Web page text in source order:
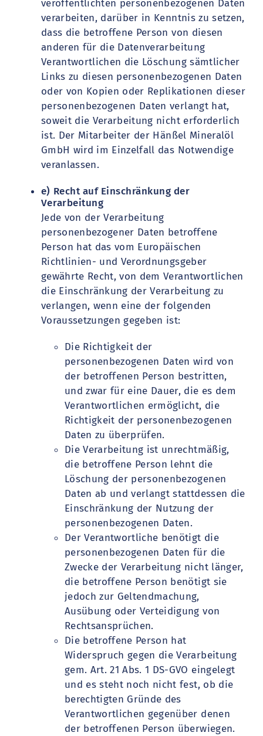
veröffentlichten personenbezogenen Daten
verarbeiten, darüber in Kenntnis zu setzen,
dass die betroffene Person von diesen
anderen für die Datenverarbeitung
Verantwortlichen die Löschung sämtlicher
Links zu diesen personenbezogenen Daten
oder von Kopien oder Replikationen dieser
personenbezogenen Daten verlangt hat,
soweit die Verarbeitung nicht erforderlich
ist. Der Mitarbeiter der Hänßel Mineralöl
GmbH wird im Einzelfall das Notwendige
veranlassen.
e) Recht auf Einschränkung der
Verarbeitung
Jede von der Verarbeitung
personenbezogener Daten betroffene
Person hat das vom Europäischen
Richtlinien- und Verordnungsgeber
gewährte Recht, von dem Verantwortlichen
die Einschränkung der Verarbeitung zu
verlangen, wenn eine der folgenden
Voraussetzungen gegeben ist:
Die Richtigkeit der
personenbezogenen Daten wird von
der betroffenen Person bestritten,
und zwar für eine Dauer, die es dem
Verantwortlichen ermöglicht, die
Richtigkeit der personenbezogenen
Daten zu überprüfen.
Die Verarbeitung ist unrechtmäßig,
die betroffene Person lehnt die
Löschung der personenbezogenen
Daten ab und verlangt stattdessen die
Einschränkung der Nutzung der
personenbezogenen Daten.
Der Verantwortliche benötigt die
personenbezogenen Daten für die
Zwecke der Verarbeitung nicht länger,
die betroffene Person benötigt sie
jedoch zur Geltendmachung,
Ausübung oder Verteidigung von
Rechtsansprüchen.
Die betroffene Person hat
Widerspruch gegen die Verarbeitung
gem. Art. 21 Abs. 1 DS-GVO eingelegt
und es steht noch nicht fest, ob die
berechtigten Gründe des
Verantwortlichen gegenüber denen
der betroffenen Person überwiegen.